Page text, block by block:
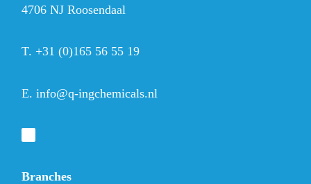
4706 NJ Roosendaal
T. +31 (0)165 56 55 19
E.info@q-ingchemicals.nl
Branches